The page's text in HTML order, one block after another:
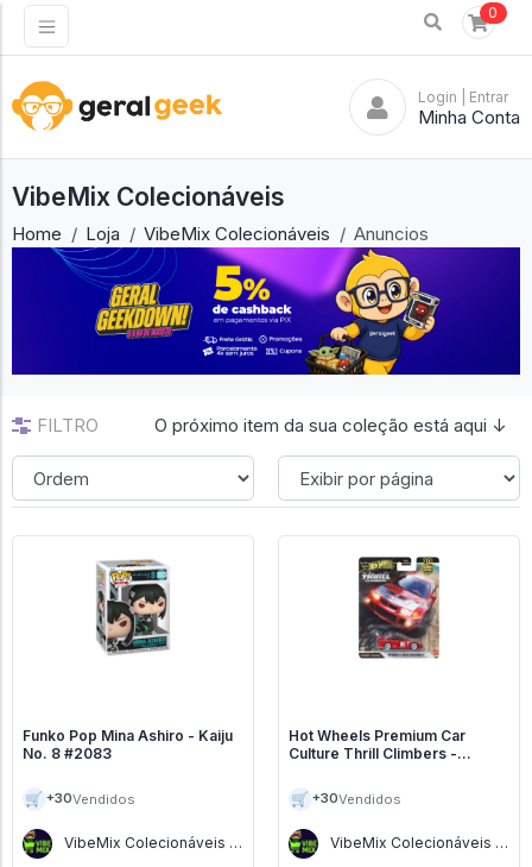
0
Login | Entrar
Minha Conta
VibeMix Colecionáveis
Home Loja VibeMix Colecionáveis Anuncios
FILTRO O próximo item da sua coleção está aqui ↓
Funko Pop Mina Ashiro - Kaiju
No. 8 #2083
🛒 +30Vendidos
VibeMix Colecionáveis -
Hot Wheels Premium Car
Culture Thrill Climbers -
Car Culture Thrill Climbers
🛒 +30Vendidos
VibeMix Colecionáveis -